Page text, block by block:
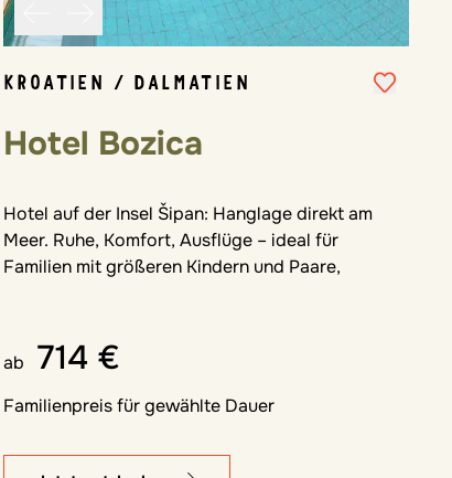
KROATIEN / DALMATIEN
Hotel Bozica
Hotel auf der Insel Šipan: Hanglage direkt am
Meer. Ruhe, Komfort, Ausflüge – ideal für
Familien mit größeren Kindern und Paare,
ab 714 €
Familienpreis für gewählte Dauer